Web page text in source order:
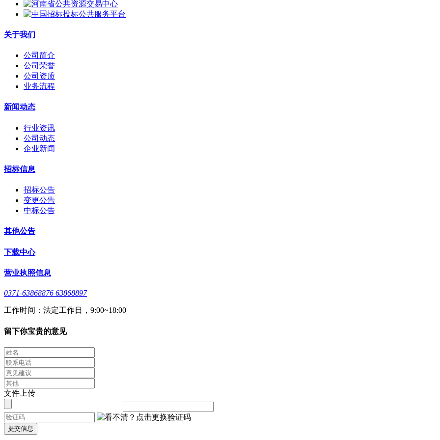
关于我们
公司简介
公司荣誉
公司资质
业务流程
新闻动态
行业资讯
公司动态
企业新闻
招标信息
招标公告
变更公告
中标公告
其他公告
下载中心
营业执照信息
0371-63868876 63868897
工作时间：法定工作日，9:00~18:00
留下你宝贵的意见
文件上传
提交信息